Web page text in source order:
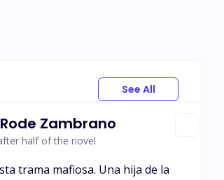
See All
Zambrano
half of the novel
trama mafiosa. Una hija de la